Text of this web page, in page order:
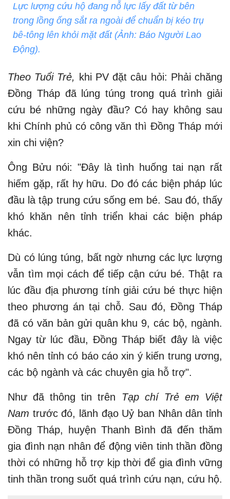
Lực lượng cứu hộ đang nỗ lực lấy đất từ bên
trong lồng ống sắt ra ngoài để chuẩn bị kéo trụ
bê-tông lên khỏi mặt đất (Ảnh: Báo Người Lao
Động).
Theo Tuổi Trẻ, khi PV đặt câu hỏi: Phải chăng
Đồng Tháp đã lúng túng trong quá trình giải
cứu bé những ngày đầu? Có hay không sau
khi Chính phủ có công văn thì Đồng Tháp mới
xin chi viện?
Ông Bửu nói: "Đây là tình huống tai nạn rất
hiếm gặp, rất hy hữu. Do đó các biện pháp lúc
đầu là tập trung cứu sống em bé. Sau đó, thấy
khó khăn nên tỉnh triển khai các biện pháp
khác.
Dù có lúng túng, bất ngờ nhưng các lực lượng
vẫn tìm mọi cách để tiếp cận cứu bé. Thật ra
lúc đầu địa phương tính giải cứu bé thực hiện
theo phương án tại chỗ. Sau đó, Đồng Tháp
đã có văn bản gửi quân khu 9, các bộ, ngành.
Ngay từ lúc đầu, Đồng Tháp biết đây là việc
khó nên tỉnh có báo cáo xin ý kiến trung ương,
các bộ ngành và các chuyên gia hỗ trợ".
Như đã thông tin trên
Tạp chí Trẻ em Việt
Nam trước đó, lãnh đạo Uỷ ban Nhân dân tỉnh
Đồng Tháp, huyện Thanh Bình đã đến thăm
gia đình nạn nhân để động viên tinh thần đồng
thời có những hỗ trợ kịp thời để gia đình vững
tinh thần trong suốt quá trình cứu nạn, cứu hộ.